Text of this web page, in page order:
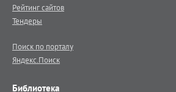
Рейтинг сайтов
Тендеры
Поиск по порталу
Яндекс.Поиск
Библиотека